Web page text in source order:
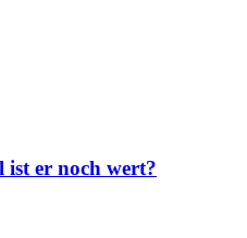
ist er noch wert?